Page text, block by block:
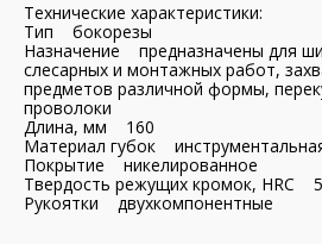
Технические характеристики:
Тип бокорезы
Назначение предназначены для
слесарных и монтажных работ,
предметов различной формы,
проволоки
Длина, мм 160
Материал губок
Покрытие никелированное
Твердость режущих кромок, HRC
Рукоятки двухкомпонентные